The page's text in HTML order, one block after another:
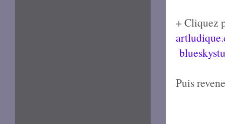
+ Cliquez
Puis